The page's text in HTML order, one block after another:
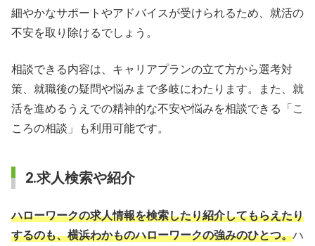
細やかなサポートやアドバイスが受けられるため、就活の
不安を取り除けるでしょう。
相談できる内容は、キャリアプランの立て方から選考対
策、就職後の疑問や悩みまで多岐にわたります。また、就
活を進めるうえでの精神的な不安や悩みを相談できる「こ
ころの相談」も利用可能です。
2.求人検索や紹介
ハローワークの求人情報を検索したり紹介してもらえたり
するのも、横浜わかものハローワークの強みのひとつ。ハ